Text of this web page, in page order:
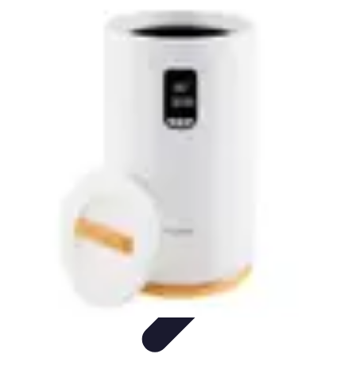
Techniques de RelaxationConseils PratiquesRoutine
Routines